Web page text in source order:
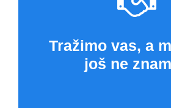
Tražimo vas, a
još ne